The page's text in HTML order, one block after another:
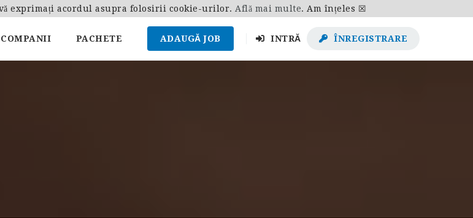
COMPANII PACHETE ADAUGĂ JOB INTRĂ ÎNREGISTRARE
exprimați acordul asupra folosirii cookie-urilor. Află mai multe. Am înțeles ☒